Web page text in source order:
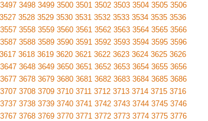
3497 3498 3499 3500 3501 3502 3503 3504 3505 3506
3527 3528 3529 3530 3531 3532 3533 3534 3535 3536
3557 3558 3559 3560 3561 3562 3563 3564 3565 3566
3587 3588 3589 3590 3591 3592 3593 3594 3595 3596
3617 3618 3619 3620 3621 3622 3623 3624 3625 3626
3647 3648 3649 3650 3651 3652 3653 3654 3655 3656
3677 3678 3679 3680 3681 3682 3683 3684 3685 3686
3707 3708 3709 3710 3711 3712 3713 3714 3715 3716
3737 3738 3739 3740 3741 3742 3743 3744 3745 3746
3767 3768 3769 3770 3771 3772 3773 3774 3775 3776